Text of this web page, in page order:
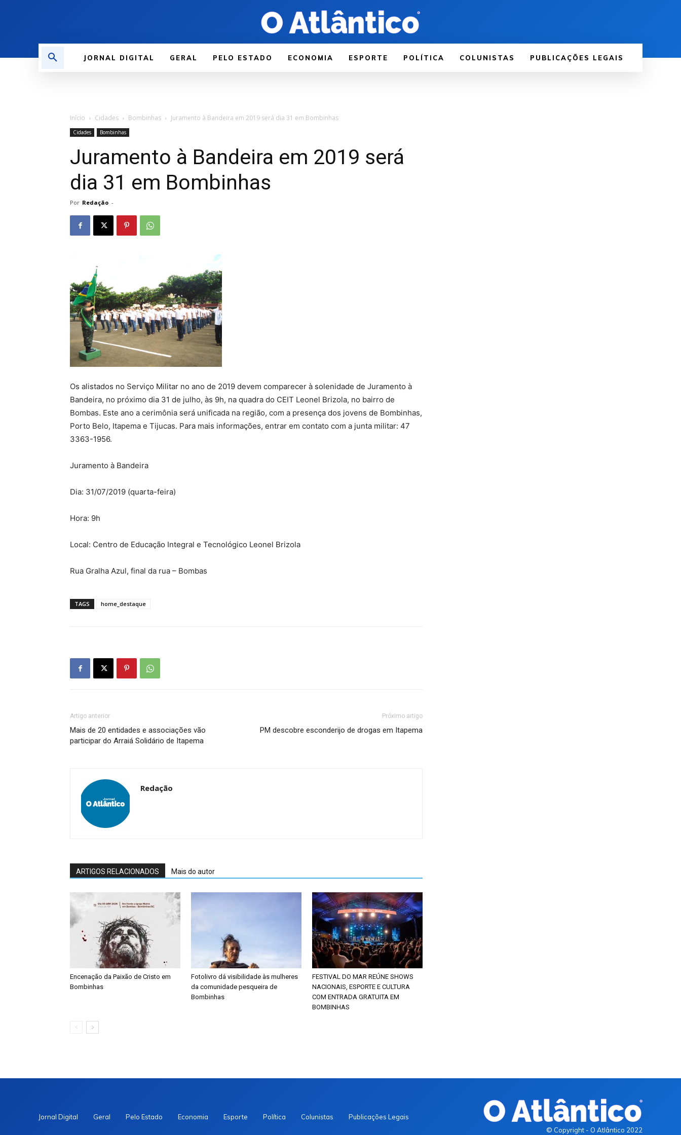
JORNAL DIGITAL GERAL PELO ESTADO ECONOMIA ESPORTE POLÍTICA COLUNISTAS PUBLICAÇÕES LEGAIS
Início Cidades Bombinhas Juramento à Bandeira em 2019 será dia 31 em Bombinhas
Cidades Bombinhas
Juramento à Bandeira em 2019 será
dia 31 em Bombinhas
Por Redação -
Os alistados no Serviço Militar no ano de 2019 devem comparecer à solenidade de Juramento à
Bandeira, no próximo dia 31 de julho, às 9h, na quadra do CEIT Leonel Brizola, no bairro de
Bombas. Este ano a cerimônia será unificada na região, com a presença dos jovens de Bombinhas,
Porto Belo, Itapema e Tijucas. Para mais informações, entrar em contato com a junta militar: 47
3363-1956.
Juramento à Bandeira
Dia: 31/07/2019 (quarta-feira)
Hora: 9h
Local: Centro de Educação Integral e Tecnológico Leonel Brizola
Rua Gralha Azul, final da rua – Bombas
TAGS home_destaque
Artigo anterior
Mais de 20 entidades e associações vão
participar do Arraiá Solidário de Itapema
Próximo artigo
PM descobre esconderijo de drogas em Itapema
Redação
ARTIGOS RELACIONADOS Mais do autor
Encenação da Paixão de Cristo em
Bombinhas
Fotolivro dá visibilidade às mulheres
da comunidade pesqueira de
Bombinhas
FESTIVAL DO MAR REÚNE SHOWS
NACIONAIS, ESPORTE E CULTURA
COM ENTRADA GRATUITA EM
BOMBINHAS
Jornal Digital Geral Pelo Estado Economia Esporte Política Colunistas
Publicações Legais
© Copyright - O Atlântico 2022